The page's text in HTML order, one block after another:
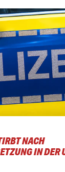
NACH
IN DER